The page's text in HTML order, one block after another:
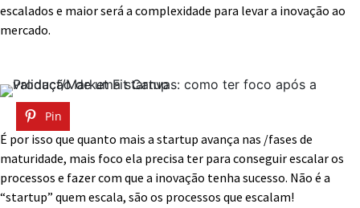
escalados e maior será a complexidade para levar a inovação ao
mercado.
Pin
É por isso que quanto mais a startup avança nas /fases de
maturidade, mais foco ela precisa ter para conseguir escalar os
processos e fazer com que a inovação tenha sucesso. Não é a
“startup” quem escala, são os processos que escalam!